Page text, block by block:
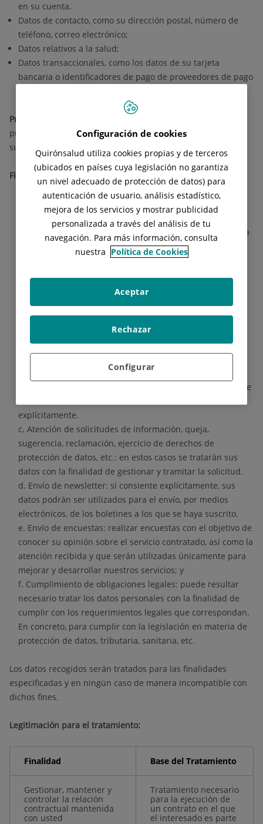
en su cuenta.
Datos de contacto, como su dirección postal, número de
teléfono, correo electrónico;
Datos relativos a la salud;
Datos transaccionales, como los datos de su tarjeta
bancaria o identificadores de pago de proveedores de pago
Procedencia de los datos:
pueden venir dados por el propio interesado (usuario) o en
su caso de su representante legal o voluntario.
Finalidad del Tratamiento:
a. Gestionar, mantener y controlar la relación contractual
mantenida con usted, lo cual puede implicar:
Gestionar su alta en la plataforma como usuario de la
misma; gestionar la contratación de los productos y/o
servicios seleccionados en la plataforma o por vía
Gestionar las citas médicas solicitadas a través de la
plataforma.
Envío de recordatorios previos a la caducidad del
Envío de información de productos y/o servicios
ofrecidos en la plataforma, relacionados con sus
b. Contacto telefónico para facilitar información en caso de
explícitamente.
c. Atención de solicitudes de información, queja,
sugerencia, reclamación, ejercicio de derechos de
protección de datos, etc.: en estos casos se tratarán sus
datos con la finalidad de gestionar y tramitar la solicitud.
d. Envío de newsletter: si consiente explícitamente, sus
datos podrán ser utilizados para el envío, por medios
electrónicos, de los boletines a los que se haya suscrito.
e. Envío de encuestas: realizar encuestas con el objetivo de
conocer su opinión sobre el servicio contratado, así como la
atención recibida y que serán utilizadas únicamente para
mejorar y desarrollar nuestros servicios; y
f. Cumplimiento de obligaciones legales: puede resultar
necesario tratar los datos personales con la finalidad de
cumplir con los requerimientos legales que correspondan.
En concreto, para cumplir con la legislación en materia de
protección de datos, tributaria, sanitaria, etc.
Los datos recogidos serán tratados para las finalidades
especificadas y en ningún caso de manera incompatible con
dichos fines.
Legitimación para el tratamiento:
Finalidad Base del Tratamiento
Gestionar, mantener y
controlar la relación
contractual mantenida
con usted
Tratamiento necesario
para la ejecución de
un contrato en el que
el interesado es parte
Configuración de cookies
Quirónsalud utiliza cookies propias y de terceros
(ubicados en países cuya legislación no garantiza
un nivel adecuado de protección de datos) para
autenticación de usuario, análisis estadístico,
mejora de los servicios y mostrar publicidad
personalizada a través del análisis de tu
navegación. Para más información, consulta
nuestra Política de Cookies
Configurar
Rechazar
Aceptar